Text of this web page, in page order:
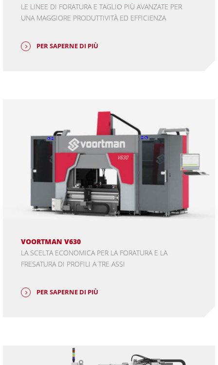
LE LINEE DI FORATURA E TAGLIO PIÙ AVANZATE PER
UNA MAGGIORE PRODUTTIVITÀ ED EFFICIENZA
PER SAPERNE DI PIÙ
VOORTMAN V630
LA SCELTA ECONOMICA PER LA FORATURA E LA
FRESATURA DI PROFILI A TRE ASSI
PER SAPERNE DI PIÙ